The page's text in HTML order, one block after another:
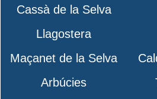
Cassà de la Selva
Llagostera
Maçanet de la Selva
Arbúcies